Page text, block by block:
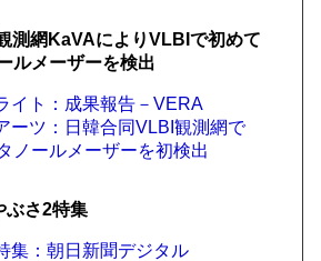
測網KaVAによりVLBIで初めて
ルメーザーを検出
イト：成果報告－VERA
ーツ：日韓合同VLBI観測網で
ノールメーザーを初検出
ぶさ2特集
集：朝日新聞デジタル